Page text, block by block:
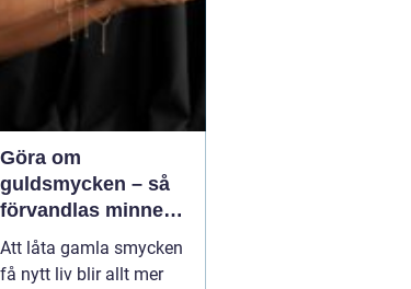
på konto...
Göra om
guldsmycken – så
förvandlas minnen
till nya favoriter
Att låta gamla smycken
få nytt liv blir allt mer